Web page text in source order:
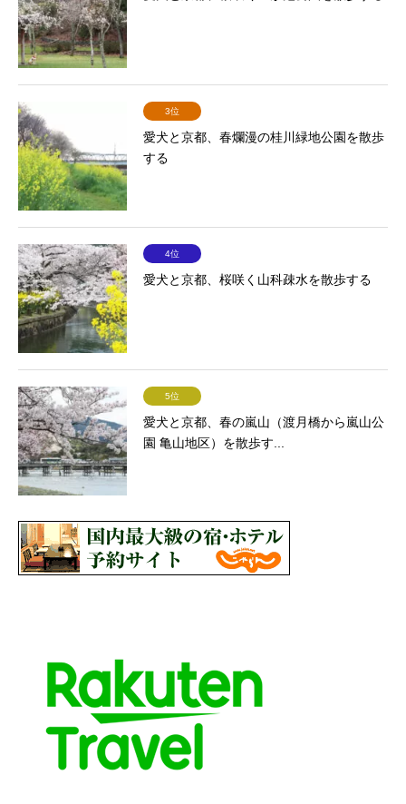
3位
愛犬と京都、春爛漫の桂川緑地公園を散歩
する
4位
愛犬と京都、桜咲く山科疎水を散歩する
5位
愛犬と京都、春の嵐山（渡月橋から嵐山公
園 亀山地区）を散歩す...